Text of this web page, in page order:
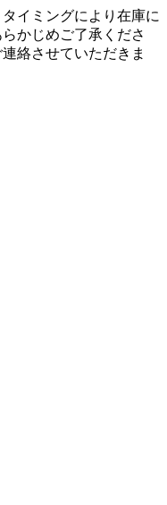
イミングにより在庫に
かじめご了承くださ
絡させていただきま